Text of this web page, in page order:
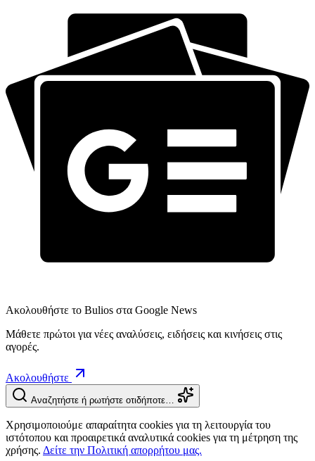
Ακολουθήστε το Bulios στα Google News
Μάθετε πρώτοι για νέες αναλύσεις, ειδήσεις και κινήσεις στις
αγορές.
Ακολουθήστε
Αναζητήστε ή ρωτήστε οτιδήποτε…
Χρησιμοποιούμε απαραίτητα cookies για τη λειτουργία του
ιστότοπου και προαιρετικά αναλυτικά cookies για τη μέτρηση της
χρήσης. Δείτε την Πολιτική απορρήτου μας.